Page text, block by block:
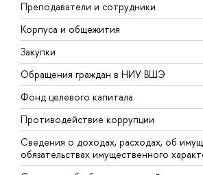
Преподаватели и сотрудники
Корпуса и общежития
Закупки
Обращения граждан в НИУ ВШЭ
Фонд целевого капитала
Противодействие коррупции
Сведения о доходах, расходах, об
обязательствах имущественного